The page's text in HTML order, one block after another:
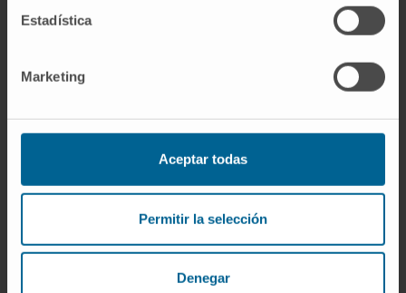
Estadística
Marketing
Aceptar todas
Permitir la selección
Denegar
lengua española de forma autónoma: traduce
, expresión que Theodosius
cuarenta y cincuenta como adaptación del
Serebrovski en 1928.
¿Es lo mismo el acervo génico que
el genoma?
No. El genoma es algo individual —el ADN
completo de un solo organismo—; el acervo
génico es poblacional. Cada persona tiene su